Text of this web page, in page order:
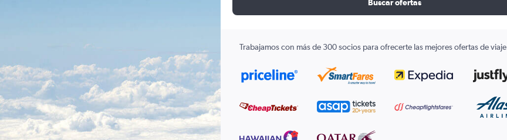
Buscar ofertas
Trabajamos con más de 300 socios para ofrecerte las mejores ofertas de viaje